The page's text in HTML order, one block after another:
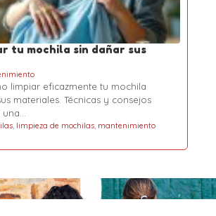
tu mochila sin dañar sus
limpiar eficazmente tu mochila
materiales. Técnicas y consejos
una…
, limpieza de mochilas, mantenimiento